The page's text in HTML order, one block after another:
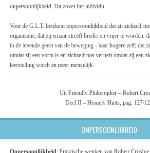
onpersoonlijkheid. Tot zover het individu.
Voor de G.L.T. betekent onpersoonlijkheid dat zij zichzelf
organisatie; dat zij ernaar streeft breder en vrijer te worden;
in de levende geest van de beweging - haar hogere zelf; dat
omdat zij een vorm is en zichzelf niet verheft omdat zij een
leerstelling wordt en meer menselijk.
Uit Friendly Philosopher – Robert
Deel II – Homely Hints, pag. 127/
ONPERSOONLIJKHEID
Onpersoonlijkheid; Praktische wenken van Robert Crosbie.